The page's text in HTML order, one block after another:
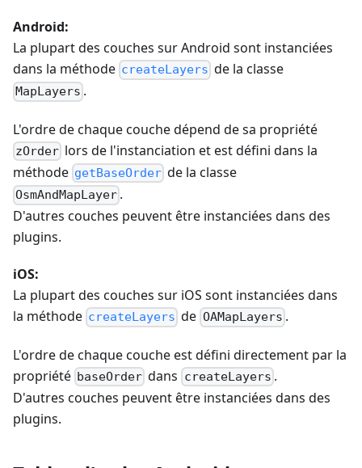
Android:
La plupart des couches sur Android sont instanciées
dans la méthode createLayers de la classe
MapLayers .
L'ordre de chaque couche dépend de sa propriété
zOrder lors de l'instanciation et est défini dans la
méthode getBaseOrder de la classe
OsmAndMapLayer .
D'autres couches peuvent être instanciées dans des
plugins.
iOS:
La plupart des couches sur iOS sont instanciées dans
la méthode createLayers de OAMapLayers .
L'ordre de chaque couche est défini directement par la
propriété baseOrder dans createLayers .
D'autres couches peuvent être instanciées dans des
plugins.